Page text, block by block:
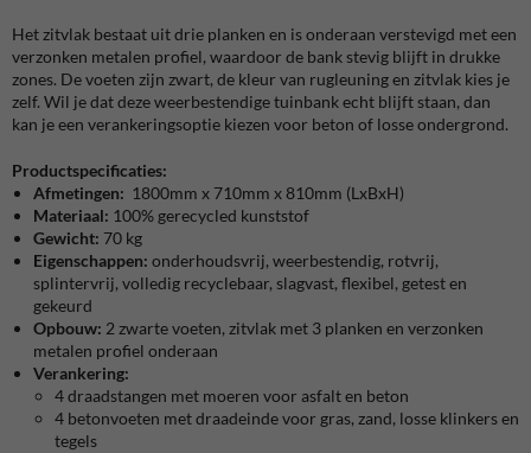
Het zitvlak bestaat uit drie planken en is onderaan verstevigd met een
verzonken metalen profiel, waardoor de bank stevig blijft in drukke
zones. De voeten zijn zwart, de kleur van rugleuning en zitvlak kies je
zelf. Wil je dat deze weerbestendige tuinbank echt blijft staan, dan
kan je een verankeringsoptie kiezen voor beton of losse ondergrond.
Productspecificaties:
Afmetingen: 1800mm x 710mm x 810mm (LxBxH)
Materiaal: 100% gerecycled kunststof
Gewicht: 70 kg
Eigenschappen: onderhoudsvrij, weerbestendig, rotvrij,
splintervrij, volledig recyclebaar, slagvast, flexibel, getest en
gekeurd
Opbouw: 2 zwarte voeten, zitvlak met 3 planken en verzonken
metalen profiel onderaan
Verankering:
4 draadstangen met moeren voor asfalt en beton
4 betonvoeten met draadeinde voor gras, zand, losse klinkers en
tegels